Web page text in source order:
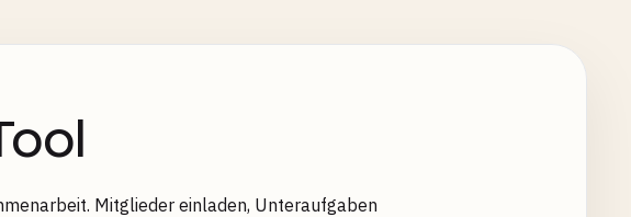
Mitglieder einladen, Unteraufgaben